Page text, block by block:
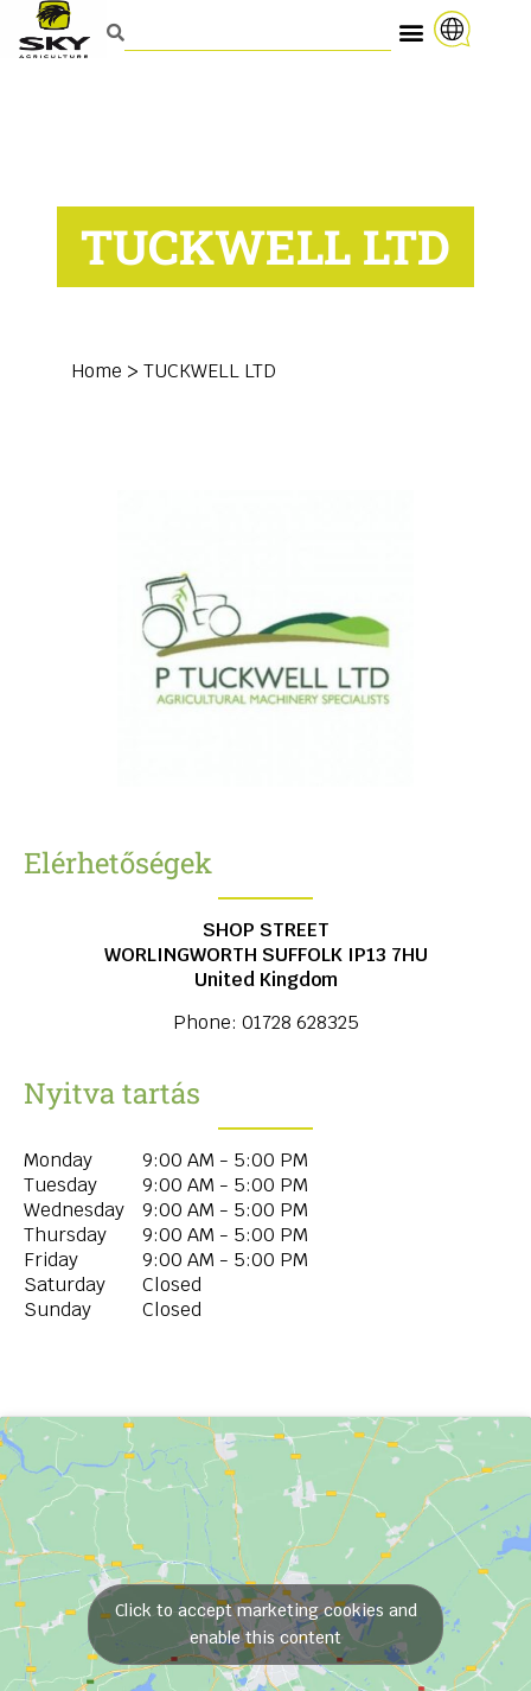
TUCKWELL LTD
Home > TUCKWELL LTD
Elérhetőségek
SHOP STREET
WORLINGWORTH SUFFOLK IP13 7HU
United Kingdom
Phone: 01728 628325
Nyitva tartás
Monday
9:00 AM - 5:00 PM
Tuesday
9:00 AM - 5:00 PM
Wednesday
9:00 AM - 5:00 PM
Thursday
9:00 AM - 5:00 PM
Friday
9:00 AM - 5:00 PM
Saturday
Closed
Sunday
Closed
Click to accept marketing cookies and
enable this content